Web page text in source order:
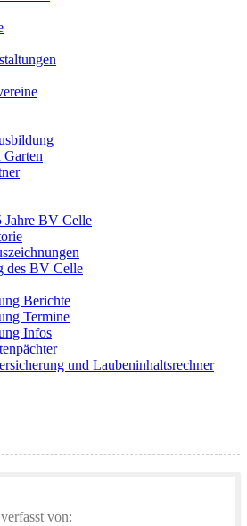
Garten
Jahre BV Celle
des BV Celle
Berichte
Termine
Infos
und Laubeninhaltsrechner
von: